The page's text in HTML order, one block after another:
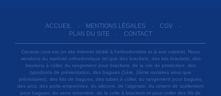
ACCUEIL - MENTIONS LÉGALES - CGV -
PLAN DU SITE - CONTACT
Cecsmo.com est un site internet dédié à l'orthodontiste et à son cabinet. Nous
vendons du matériel orthodontique tel que des brackets, des kits brackets, des
boutons à coller, du rangement pour brackets, de la cire de protection, des
typodonts de présentation, des bagues (1ère, 2ème molaires ainsi que
prémolaires), des kits de bagues, des tubes à coller, du rangement pour bagues,
des arcs, des porte-empreintes, du silicone, de l'alginate, du ciment de scellement
pour bagues, du verre ionomère, de la colle à brackets et pour coller des fils de